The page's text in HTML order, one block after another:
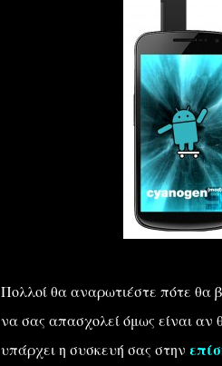
Πολλοί θα αναρωτιέστε πότε θα
να σας απασχολεί όμως είναι αν
υπάρχει η συσκευή σας στην